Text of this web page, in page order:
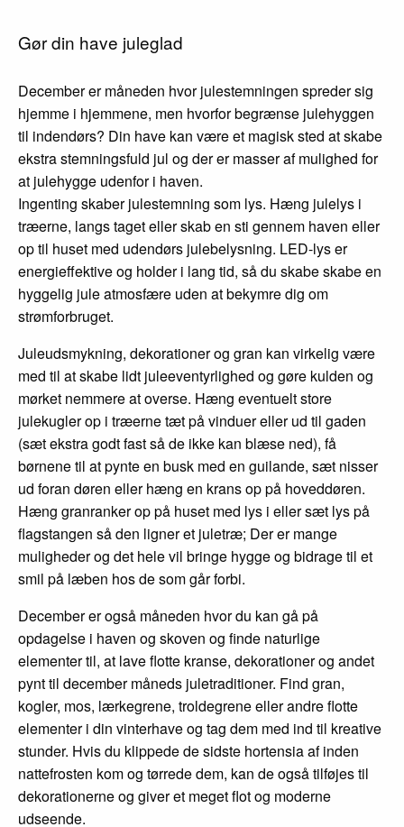
Gør din have juleglad
December er måneden hvor julestemningen spreder sig
hjemme i hjemmene, men hvorfor begrænse julehyggen
til indendørs? Din have kan være et magisk sted at skabe
ekstra stemningsfuld jul og der er masser af mulighed for
at julehygge udenfor i haven.
Ingenting skaber julestemning som lys. Hæng julelys i
træerne, langs taget eller skab en sti gennem haven eller
op til huset med udendørs julebelysning. LED-lys er
energieffektive og holder i lang tid, så du skabe skabe en
hyggelig jule atmosfære uden at bekymre dig om
strømforbruget.
Juleudsmykning, dekorationer og gran kan virkelig være
med til at skabe lidt juleeventyrlighed og gøre kulden og
mørket nemmere at overse. Hæng eventuelt store
julekugler op i træerne tæt på vinduer eller ud til gaden
(sæt ekstra godt fast så de ikke kan blæse ned), få
børnene til at pynte en busk med en guilande, sæt nisser
ud foran døren eller hæng en krans op på hoveddøren.
Hæng granranker op på huset med lys i eller sæt lys på
flagstangen så den ligner et juletræ; Der er mange
muligheder og det hele vil bringe hygge og bidrage til et
smil på læben hos de som går forbi.
December er også måneden hvor du kan gå på
opdagelse i haven og skoven og finde naturlige
elementer til, at lave flotte kranse, dekorationer og andet
pynt til december måneds juletraditioner. Find gran,
kogler, mos, lærkegrene, troldegrene eller andre flotte
elementer i din vinterhave og tag dem med ind til kreative
stunder. Hvis du klippede de sidste hortensia af inden
nattefrosten kom og tørrede dem, kan de også tilføjes til
dekorationerne og giver et meget flot og moderne
udseende.